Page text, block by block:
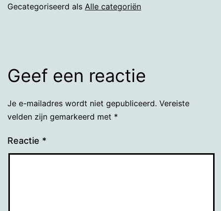
Gecategoriseerd als Alle categoriën
Geef een reactie
Je e-mailadres wordt niet gepubliceerd. Vereiste
velden zijn gemarkeerd met *
Reactie *